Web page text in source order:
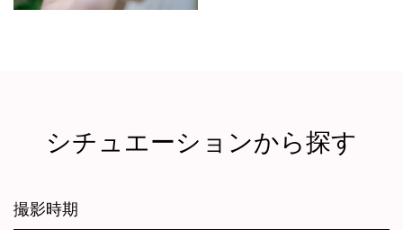
シチュエーションから探す
撮影時期